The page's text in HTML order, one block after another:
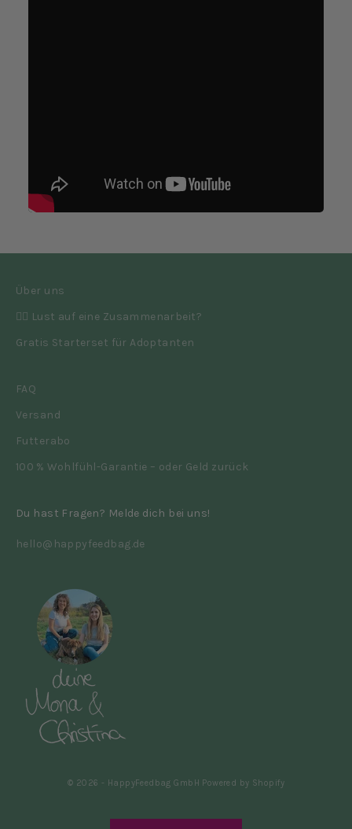
Über uns
👉🏼 Lust auf eine Zusammenarbeit?
Gratis Starterset für Adoptanten
FAQ
Versand
Futterabo
100 % Wohlfühl-Garantie – oder Geld zurück
Du hast Fragen? Melde dich bei uns!
hello@happyfeedbag.de
© 2026 - HappyFeedbag GmbH Powered by Shopify